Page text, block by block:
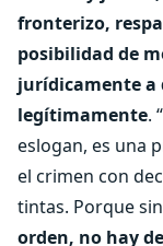
fronterizo,
posibilidad de
jurídicamente a
legítimamente.
eslogan, es una
el crimen con
tintas. Porque
orden, no hay